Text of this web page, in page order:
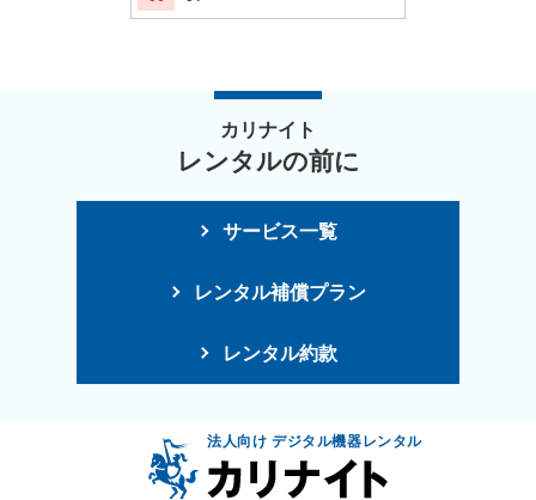
カリナイト
レンタルの前に
サービス一覧
レンタル補償プラン
レンタル約款
法人向け デジタル機器レンタル